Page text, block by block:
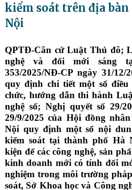
kiểm soát trên địa
Nội
QPTĐ-Căn cứ Luật Thủ đô;
nghệ và đổi mới sáng
353/2025/NĐ-CP ngày 31/
quy định chi tiết một số
chức, hướng dẫn thi hành
nghệ số; Nghị quyết số 29/
29/9/2025 của Hội đồng
Nội quy định một số nội
kiểm soát tại thành phố Hà
kiện để các công nghệ, sản
kinh doanh mới có tính đổi
nghiệm trong môi trường
soát, Sở Khoa học và Công